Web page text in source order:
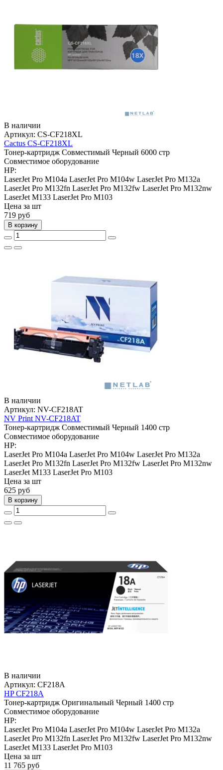
В наличии
Артикул: CS-CF218XL
Cactus CS-CF218XL
Тонер-картридж Совместимый Черный 6000 стр
Совместимое оборудование
HP:
LaserJet Pro M104a LaserJet Pro M104w LaserJet Pro M132a
LaserJet Pro M132fn LaserJet Pro M132fw LaserJet Pro M132nw
LaserJet M133 LaserJet Pro M103
Цена за шт
719 руб
В корзину
В наличии
Артикул: NV-CF218AT
NV Print NV-CF218AT
Тонер-картридж Совместимый Черный 1400 стр
Совместимое оборудование
HP:
LaserJet Pro M104a LaserJet Pro M104w LaserJet Pro M132a
LaserJet Pro M132fn LaserJet Pro M132fw LaserJet Pro M132nw
LaserJet M133 LaserJet Pro M103
Цена за шт
625 руб
В корзину
В наличии
Артикул: CF218A
HP CF218A
Тонер-картридж Оригинальный Черный 1400 стр
Совместимое оборудование
HP:
LaserJet Pro M104a LaserJet Pro M104w LaserJet Pro M132a
LaserJet Pro M132fn LaserJet Pro M132fw LaserJet Pro M132nw
LaserJet M133 LaserJet Pro M103
Цена за шт
11 765 руб